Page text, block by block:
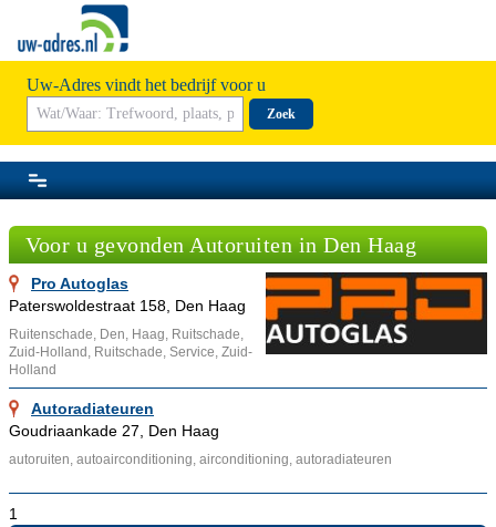
Uw-Adres vindt het bedrijf voor u
Zoek
Voor u gevonden Autoruiten in Den Haag
Pro Autoglas
Paterswoldestraat 158, Den Haag
Ruitenschade, Den, Haag, Ruitschade,
Zuid-Holland, Ruitschade, Service, Zuid-
Holland
Autoradiateuren
Goudriaankade 27, Den Haag
autoruiten, autoairconditioning, airconditioning, autoradiateuren
1